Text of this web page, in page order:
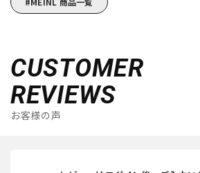
CUSTOMER
REVIEWS
お客様の声